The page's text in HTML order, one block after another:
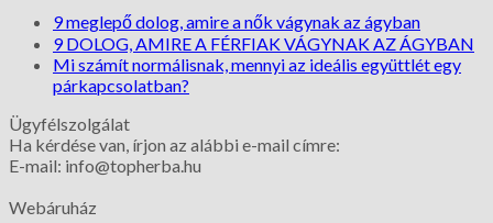
9 meglepő dolog, amire a nők vágynak az ágyban
9 DOLOG, AMIRE A FÉRFIAK VÁGYNAK AZ ÁGYBAN
Mi számít normálisnak, mennyi az ideális együttlét egy
párkapcsolatban?
Ügyfélszolgálat
Ha kérdése van, írjon az alábbi e-mail címre:
E-mail: info@topherba.hu
Webáruház